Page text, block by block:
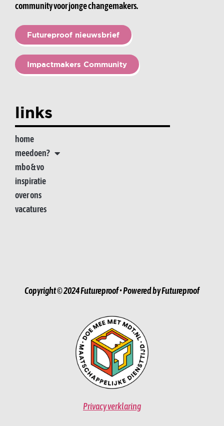
community voor jonge changemakers.
Futureproof nieuwsbrief
Impactmakers Community
links
home
meedoen?
mbo & vo
inspiratie
over ons
vacatures
Copyright © 2024 Futureproof • Powered by Futureproof
Privacy verklaring